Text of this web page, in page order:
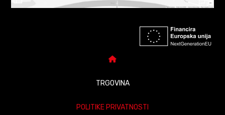
TRGOVINA
POLITIKE PRIVATNOSTI